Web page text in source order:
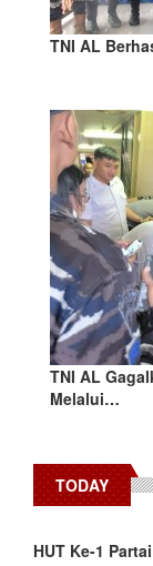
TNI AL
TNI AL
Melalui…
TODAY
HUT Ke-1